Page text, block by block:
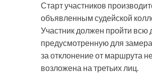
Старт участников
объявленным судейской
Участник должен пройти всю
предусмотренную для
за отклонение от маршрута
возложена на третьих лиц.